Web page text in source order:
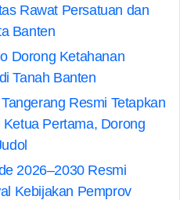
Rawat Persatuan dan
Banten
Dorong Ketahanan
Tanah Banten
Resmi Tetapkan
Pertama, Dorong
2026–2030 Resmi
Kebijakan Pemprov